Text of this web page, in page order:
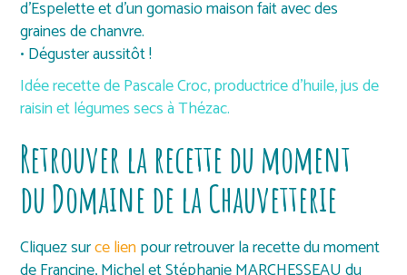
d’Espelette et d’un gomasio maison fait avec des
graines de chanvre.
• Déguster aussitôt !
Idée recette de Pascale Croc, productrice d’huile, jus de
raisin et légumes secs à Thézac.
Retrouver la recette du moment
du Domaine de la Chauvetterie
Cliquez surce lienpour retrouver la recette du moment